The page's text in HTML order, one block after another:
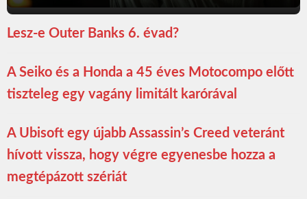
Lesz-e Outer Banks 6. évad?
A Seiko és a Honda a 45 éves Motocompo előtt
tiszteleg egy vagány limitált karórával
A Ubisoft egy újabb Assassin’s Creed veteránt
hívott vissza, hogy végre egyenesbe hozza a
megtépázott szériát